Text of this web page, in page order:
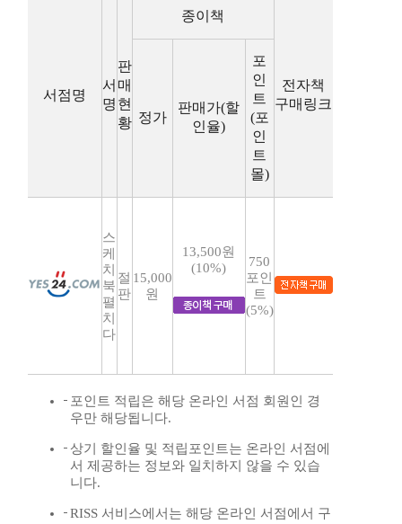
서점명
서
명
판
매
현
황
종이책
전자책
구매링크
정가
판매가(할
인율)
포
인
트
(포
인
트
몰)
스
케
치
북
펼
치
다
절
판
15,000
원
13,500원
(10%)
750
포인
트
(5%)
포인트 적립은 해당 온라인 서점 회원인 경
우만 해당됩니다.
상기 할인율 및 적립포인트는 온라인 서점에
서 제공하는 정보와 일치하지 않을 수 있습
니다.
RISS 서비스에서는 해당 온라인 서점에서 구